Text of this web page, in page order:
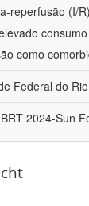
reperfusão (I/
como
Federal do
2024-Sun